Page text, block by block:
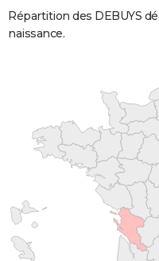
Répartition des DEBUYS
naissance.